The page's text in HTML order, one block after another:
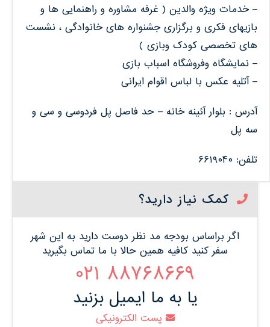
– خدمات ویژه والدین ( غرفه مشاوره و راهنمایی ها و
بازیهای فکری و برگزاری جشنواره های خانوادگی ، نشست
های تخصصی کودک وبازی )
– نمایشگاه وفروشگاه اسباب بازی
– آتلیه عکس با لباس اقوام ایرانی
آدرس : بلوار آئینه خانه – حد فاصل پل فردوسی و سی و
سه پل
تلفن: ۶۶۱۹۰۴۰
کمک نیاز دارید؟
اگر براساس بودجه مد نظر دوست دارید به این شهر
سفر کنید کافیه همین حالا با ما تماس بگیرید
88768669 021
یا به ما ایمیل بزنید
پست الکترونیکی